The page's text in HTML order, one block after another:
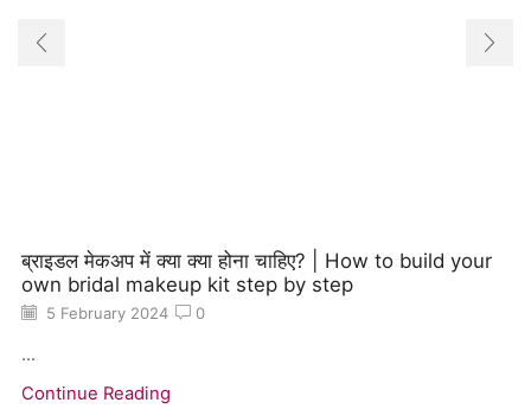
ब्राइडल मेकअप में क्या क्या होना चाहिए? | How to build your
own bridal makeup kit step by step
5 February 2024 0
...
Continue Reading